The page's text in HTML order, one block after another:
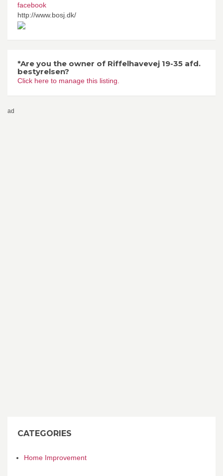
facebook
http://www.bosj.dk/
*Are you the owner of Riffelhavevej 19-35 afd.
bestyrelsen?
Click here to manage this listing.
ad
CATEGORIES
Home Improvement